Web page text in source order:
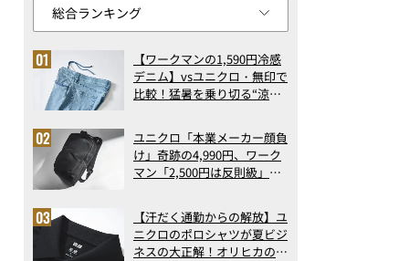
【ワークマンの1,590円冷感
デニム】vsユニクロ・無印で
比較！猛暑を乗り切る“涼感
で決定版
ユニクロ「本業メーカー顔負
け」奇跡の4,990円、ワーク
マン「2,500円は反則級」凄
ト3】（2026年6月版）
【汗だく通勤からの解放】ユ
ニクロのポロシャツが夏ビジ
ネスの大正解！オリヒカの透